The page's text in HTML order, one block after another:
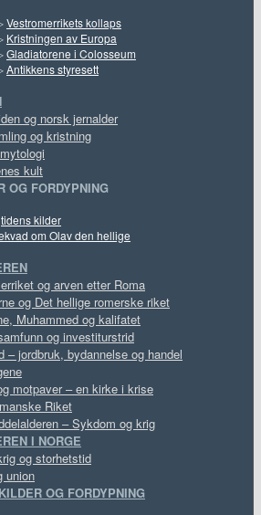
Vestromerrikets kollaps
Kristningen av Europa
Gladiatorene i Colosseum
Antikkens styresett
og norsk jernalder
og kristning
kult
OG FORDYPNING
kilder
om Olav den hellige
og arven etter Roma
og Det hellige romerske riket
Muhammed og kalifatet
og investiturstrid
– jordbruk, bydannelse og handel
motpaver – en kirke i krise
Riket
– Sykdom og krig
I NORGE
og storhetstid
union
KILDER OG FORDYPNING